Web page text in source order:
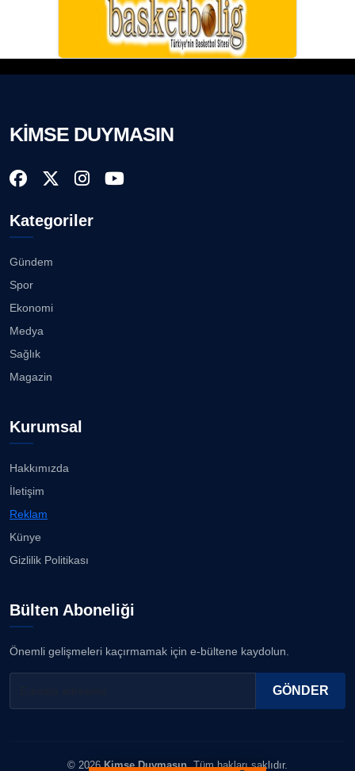
KİMSE DUYMASIN
Kategoriler
Gündem
Spor
Ekonomi
Medya
Sağlık
Magazin
Kurumsal
Hakkımızda
İletişim
Reklam
Künye
Gizlilik Politikası
Bülten Aboneliği
Önemli gelişmeleri kaçırmamak için e-bültene kaydolun.
GÖNDER
© 2026Kimse Duymasın. Tüm hakları saklıdır.